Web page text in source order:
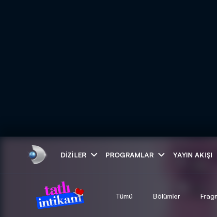
DIZILER PROGRAMLAR YAYIN AKIŞI
Tümü Bölümler